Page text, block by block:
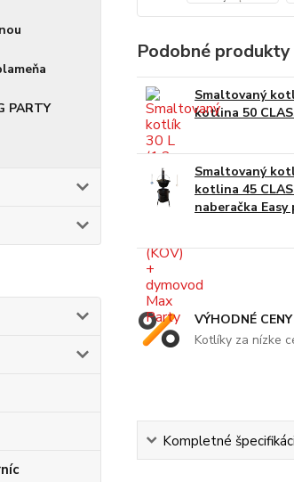
PARTY
Podobné produkty
Smaltovaný
kotlina 50
Smaltovaný
kotlina 45
naberačka
VÝHODNÉ CENY
Kotlíky za nízke
Kompletné